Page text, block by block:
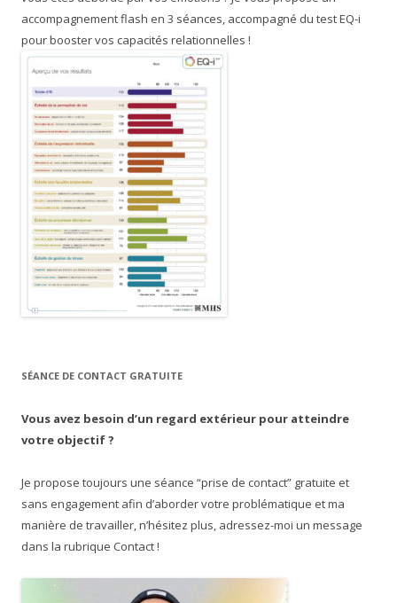
accompagnement flash en 3 séances, accompagné du test EQ-i
pour booster vos capacités relationnelles !
SÉANCE DE CONTACT GRATUITE
Vous avez besoin d’un regard extérieur pour atteindre
votre objectif ?
Je propose toujours une séance “prise de contact” gratuite et
sans engagement afin d’aborder votre problématique et ma
manière de travailler, n’hésitez plus, adressez-moi un message
dans la rubrique Contact !